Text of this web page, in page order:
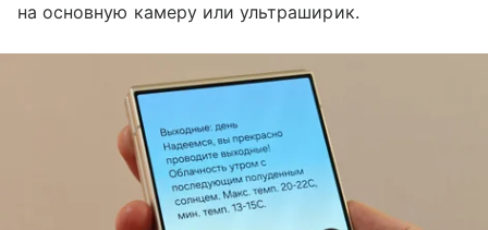
на основную камеру или ультраширик.